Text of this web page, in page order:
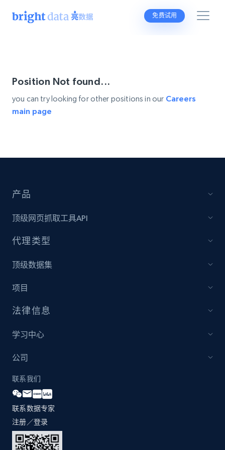
免费试用
Position Not found...
you can try looking for other positions in our Careers
main page
产品
顶级网页抓取工具API
代理类型
顶级数据集
项目
法律信息
学习中心
公司
联系我们
联系数据专家
注册／登录